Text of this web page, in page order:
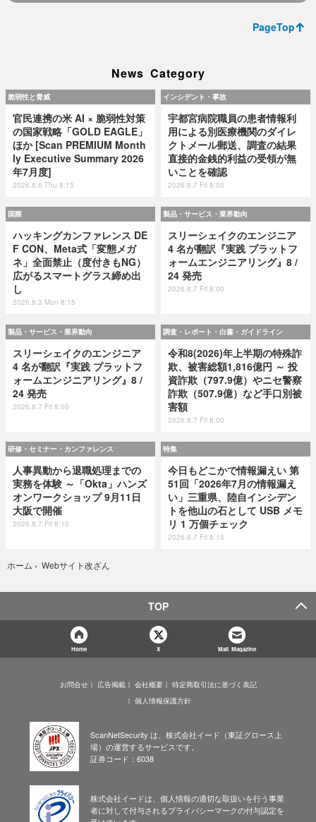
PageTop
News Category
脆弱性と脅威
官民連携の米 AI × 脆弱性対策
の国家戦略「GOLD EAGLE」
ほか [Scan PREMIUM Month
ly Executive Summary 2026
年7月度]
2026.8.6 Thu 8:15
インシデント・事故
宇都宮病院職員の患者情報利
用による別医療機関のダイレ
クトメール郵送、調査の結果
直接的金銭的利益の受領が無
いことを確認
2026.8.7 Fri 8:05
国際
ハッキングカンファレンス DE
F CON、Meta式「変態メガ
ネ」全面禁止（度付きもNG）
広がるスマートグラス締め出
し
2026.8.3 Mon 8:15
製品・サービス・業界動向
スリーシェイクのエンジニア
4 名が翻訳『実践 プラットフ
ォームエンジニアリング』8 /
24 発売
2026.8.7 Fri 8:00
製品・サービス・業界動向
スリーシェイクのエンジニア
4 名が翻訳『実践 プラットフ
ォームエンジニアリング』8 /
24 発売
2026.8.7 Fri 8:00
調査・レポート・白書・ガイドライン
令和8(2026)年上半期の特殊詐
欺、被害総額1,816億円 ～ 投
資詐欺（797.9億）やニセ警察
詐欺（507.9億）など手口別被
害額
2026.8.7 Fri 8:00
研修・セミナー・カンファレンス
人事異動から退職処理までの
実務を体験 ～「Okta」ハンズ
オンワークショップ 9月11日
大阪で開催
2026.8.7 Fri 8:10
特集
今日もどこかで情報漏えい 第
51回「2026年7月の情報漏え
い」三重県、陸自インシデン
トを他山の石として USB メモ
リ 1 万個チェック
2026.8.7 Fri 8:15
ホーム › Webサイト改ざん
TOP
Home X Mail Magazine
お問合せ 広告掲載 会社概要
特定商取引法に基づく表記
個人情報保護方針
ScanNetSecurity は、株式会社イード（東証グロース上
場）の運営するサービスです。
証券コード：6038
株式会社イードは、個人情報の適切な取扱いを行う事業
者に対して付与されるプライバシーマークの付与認定を